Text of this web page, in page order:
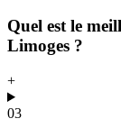
Quel est le
Limoges ?
+
03